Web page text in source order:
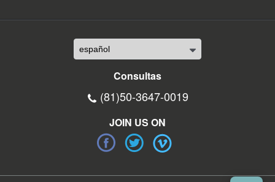
Consultas
(81)50-3647-0019
JOIN US ON